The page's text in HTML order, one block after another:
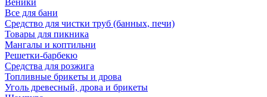
Веники
Все для бани
Средство для чистки труб (банных, печи)
Товары для пикника
Мангалы и коптильни
Решетки-барбекю
Средства для розжига
Топливные брикеты и дрова
Уголь древесный, дрова и брикеты